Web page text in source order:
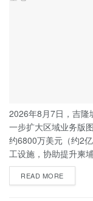
2026年8月7日，吉
一步扩大区域业务版
约6800万美元（约2
工设施，协助提升柬
READ MORE